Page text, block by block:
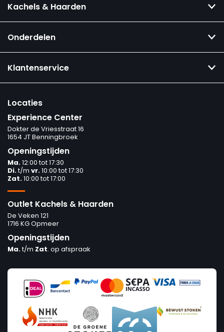
Kachels & Haarden
Onderdelen
Klantenservice
Locaties
Experience Center
Dokter de Vriesstraat 16
1654 JT Benningbroek
Openingstijden
Ma.12:00 tot 17:30
Di.t/m vr.10:00 tot 17:30
Zat.10:00 tot 17:00
Outlet Kachels & Haarden
De Veken 121
1716 KG Opmeer
Openingstijden
Ma.t/m Zat. op afspraak